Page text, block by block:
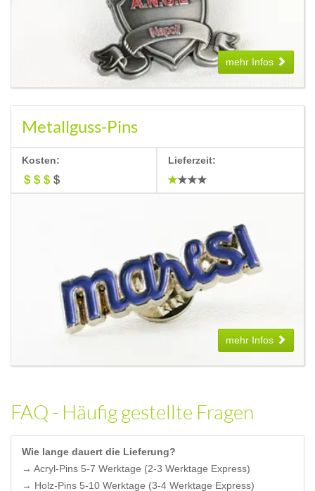
mehr Infos
Metallguss-Pins
Kosten: Lieferzeit:
mehr Infos
FAQ - Häufig gestellte Fragen
Wie lange dauert die Lieferung?
→ Acryl-Pins 5-7 Werktage (2-3 Werktage Express)
→ Holz-Pins 5-10 Werktage (3-4 Werktage Express)